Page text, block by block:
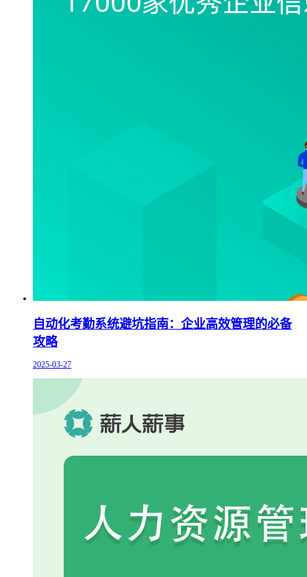
自动化考勤系统避坑指南：企业高效管理的必备
攻略
2025-03-27